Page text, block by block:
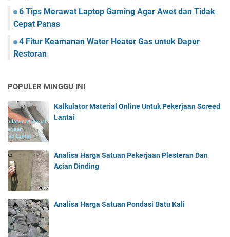
6 Tips Merawat Laptop Gaming Agar Awet dan Tidak
Cepat Panas
4 Fitur Keamanan Water Heater Gas untuk Dapur
Restoran
POPULER MINGGU INI
Kalkulator Material Online Untuk Pekerjaan Screed
Lantai
Analisa Harga Satuan Pekerjaan Plesteran Dan
Acian Dinding
Analisa Harga Satuan Pondasi Batu Kali